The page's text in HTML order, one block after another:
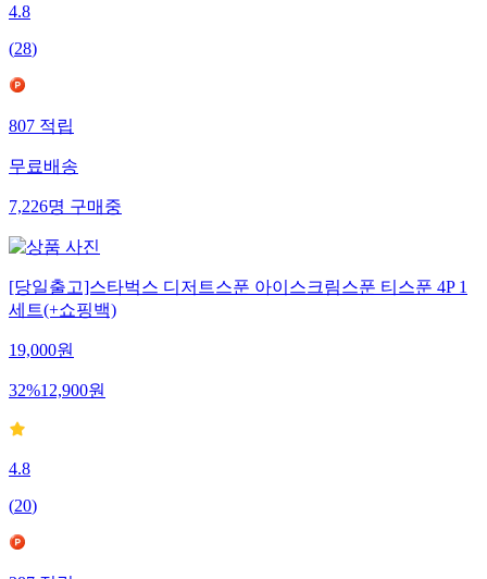
4.8
(28)
807적립
무료배송
7,226명구매중
[당일출고]스타벅스 디저트스푼 아이스크림스푼 티스푼 4P 1
세트(+쇼핑백)
19,000원
32%12,900원
4.8
(20)